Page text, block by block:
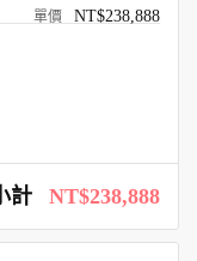
NT$238,888
計 NT$238,888